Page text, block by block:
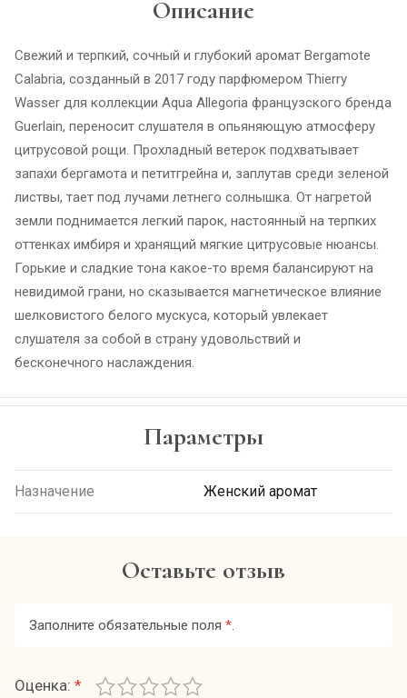
Описание
Свежий и терпкий, сочный и глубокий аромат Bergamote
Calabria, созданный в 2017 году парфюмером Thierry
Wasser для коллекции Aqua Allegoria французского бренда
Guerlain, переносит слушателя в опьяняющую атмосферу
цитрусовой рощи. Прохладный ветерок подхватывает
запахи бергамота и петитгрейна и, заплутав среди зеленой
листвы, тает под лучами летнего солнышка. От нагретой
земли поднимается легкий парок, настоянный на терпких
оттенках имбиря и хранящий мягкие цитрусовые нюансы.
Горькие и сладкие тона какое-то время балансируют на
невидимой грани, но сказывается магнетическое влияние
шелковистого белого мускуса, который увлекает
слушателя за собой в страну удовольствий и
бесконечного наслаждения.
Параметры
Назначение Женский аромат
Оставьте отзыв
Заполните обязательные поля *.
Оценка: *